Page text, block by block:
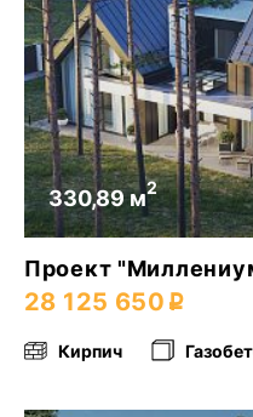
330,89 м2
Проект
28 125 650
Кирпич